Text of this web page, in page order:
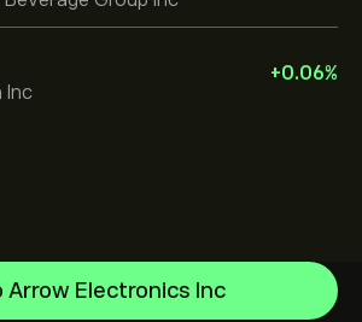
Inc
+0.06%
Arrow Electronics Inc